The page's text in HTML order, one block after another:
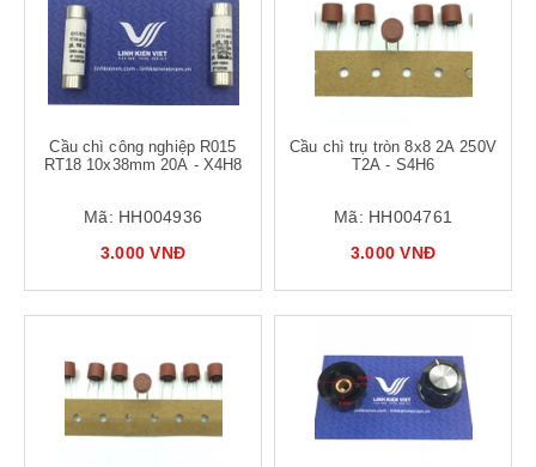
Cầu chì công nghiệp R015
RT18 10x38mm 20A - X4H8
Mã: HH004936
3.000 VNĐ
Cầu chì trụ tròn 8x8 2A 250V
T2A - S4H6
Mã: HH004761
3.000 VNĐ